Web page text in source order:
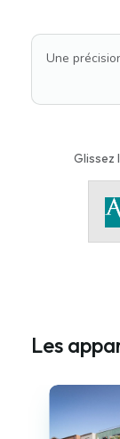
Une
Glissez
Les